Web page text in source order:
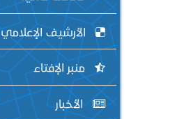
الأرشيف الإعلامي
منبر الإفتاء
الأخبار